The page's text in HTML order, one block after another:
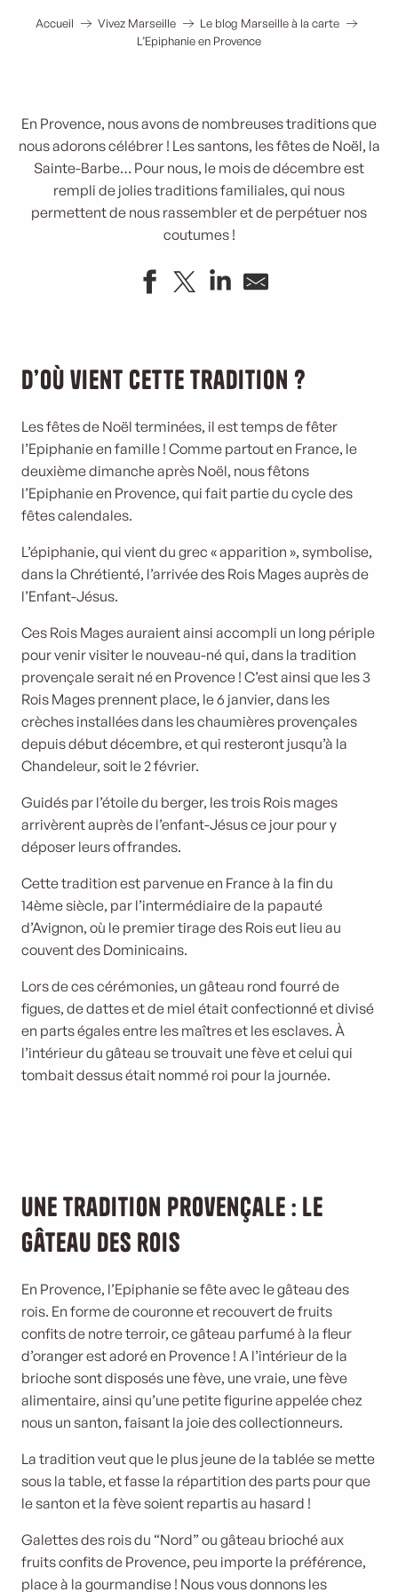
Accueil Vivez Marseille
Le blog Marseille à la carte
L’Epiphanie en Provence
En Provence, nous avons de nombreuses traditions que
nous adorons célébrer ! Les santons, les fêtes de Noël, la
Sainte-Barbe… Pour nous, le mois de décembre est
rempli de jolies traditions familiales, qui nous
permettent de nous rassembler et de perpétuer nos
coutumes !
D’où vient cette tradition ?
Les fêtes de Noël terminées, il est temps de fêter
l’Epiphanie en famille ! Comme partout en France, le
deuxième dimanche après Noël, nous fêtons
l’Epiphanie en Provence, qui fait partie du cycle des
fêtes calendales.
L’épiphanie, qui vient du grec « apparition », symbolise,
dans la Chrétienté, l’arrivée des Rois Mages auprès de
l’Enfant-Jésus.
Ces Rois Mages auraient ainsi accompli un long périple
pour venir visiter le nouveau-né qui, dans la tradition
provençale serait né en Provence ! C’est ainsi que les 3
Rois Mages prennent place, le 6 janvier, dans les
crèches installées dans les chaumières provençales
depuis début décembre, et qui resteront jusqu’à la
Chandeleur, soit le 2 février.
Guidés par l’étoile du berger, les trois Rois mages
arrivèrent auprès de l’enfant-Jésus ce jour pour y
déposer leurs offrandes.
Cette tradition est parvenue en France à la fin du
14ème siècle, par l’intermédiaire de la papauté
d’Avignon, où le premier tirage des Rois eut lieu au
couvent des Dominicains.
Lors de ces cérémonies, un gâteau rond fourré de
figues, de dattes et de miel était confectionné et divisé
en parts égales entre les maîtres et les esclaves. À
l’intérieur du gâteau se trouvait une fève et celui qui
tombait dessus était nommé roi pour la journée.
Une tradition provençale : le
gâteau des rois
En Provence, l’Epiphanie se fête avec le gâteau des
rois. En forme de couronne et recouvert de fruits
confits de notre terroir, ce gâteau parfumé à la fleur
d’oranger est adoré en Provence ! A l’intérieur de la
brioche sont disposés une fève, une vraie, une fève
alimentaire, ainsi qu’une petite figurine appelée chez
nous un santon, faisant la joie des collectionneurs.
La tradition veut que le plus jeune de la tablée se mette
sous la table, et fasse la répartition des parts pour que
le santon et la fève soient repartis au hasard !
Galettes des rois du “Nord” ou gâteau brioché aux
fruits confits de Provence, peu importe la préférence,
place à la gourmandise ! Nous vous donnons les